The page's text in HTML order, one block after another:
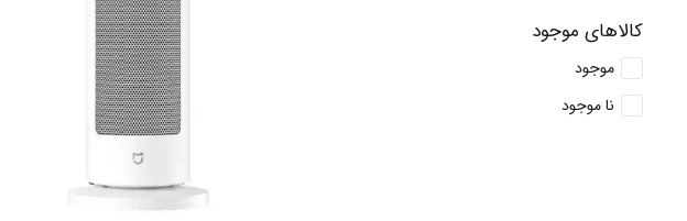
کالاهای موجود
موجود
نا موجود